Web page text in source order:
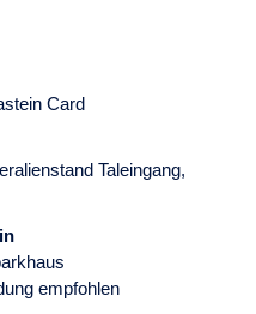
Card
Taleingang,
empfohlen